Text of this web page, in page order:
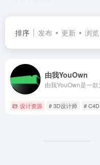
排序 发布 更新 浏览
由我YouOwn
设计资源 # 3D设计师 # C4D